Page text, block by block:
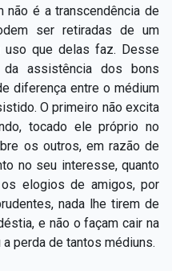
não é a transcendência de
ser retiradas de um
uso que delas faz. Desse
assistência dos bons
diferença entre o médium
O primeiro não excita
tocado ele próprio no
os outros, em razão de
no seu interesse, quanto
elogios de amigos, por
nada lhe tirem de
e não o façam cair na
perda de tantos médiuns.